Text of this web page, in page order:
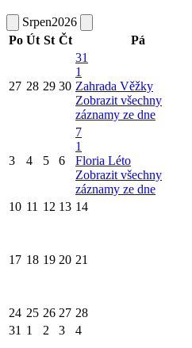
Srpen2026
Po Út St Čt Pá
27 28 29 30
31
1
Zahrada Věžky
Zobrazit všechny
záznamy ze dne
3 4 5 6
7
1
Floria Léto
Zobrazit všechny
záznamy ze dne
10 11 12 13 14
17 18 19 20 21
24 25 26 27 28
31 1 2 3 4